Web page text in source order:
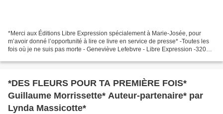
*Merci aux Éditions Libre Expression spécialement à Marie-Josée, pour
m’avoir donné l’opportunité à lire ce livre en service de presse* -Toutes les
fois où je ne suis pas morte - Geneviève Lefebvre - Libre Expression -320
*DES FLEURS POUR TA PREMIÈRE FOIS*
Guillaume Morrissette* Auteur-partenaire* par
Lynda Massicotte*